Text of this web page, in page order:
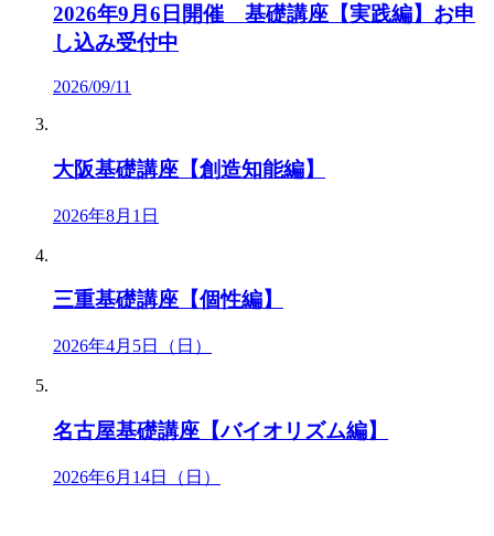
2026年9月6日開催 基礎講座【実践編】お申
し込み受付中
2026/09/11
大阪基礎講座【創造知能編】
2026年8月1日
三重基礎講座【個性編】
2026年4月5日（日）
名古屋基礎講座【バイオリズム編】
2026年6月14日（日）